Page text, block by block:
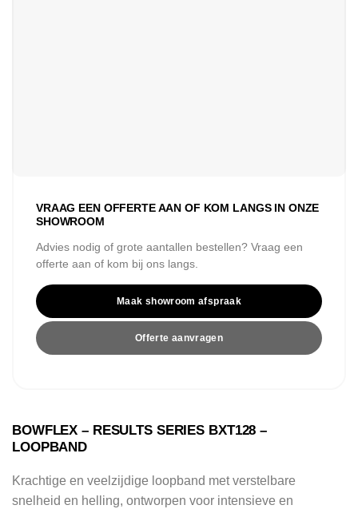
VRAAG EEN OFFERTE AAN OF KOM LANGS IN ONZE
SHOWROOM
Advies nodig of grote aantallen bestellen? Vraag een
offerte aan of kom bij ons langs.
Maak showroom afspraak
Offerte aanvragen
BOWFLEX – RESULTS SERIES BXT128 –
LOOPBAND
Krachtige en veelzijdige loopband met verstelbare
snelheid en helling, ontworpen voor intensieve en